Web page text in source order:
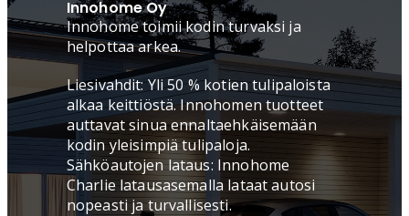
Innohome Oy
Innohome toimii kodin turvaksi ja
helpottaa arkea.
Liesivahdit: Yli 50 % kotien tulipaloista
alkaa keittiöstä. Innohomen tuotteet
auttavat sinua ennaltaehkäisemään
kodin yleisimpiä tulipaloja.
Sähköautojen lataus: Innohome
Charlie latausasemalla lataat autosi
nopeasti ja turvallisesti.